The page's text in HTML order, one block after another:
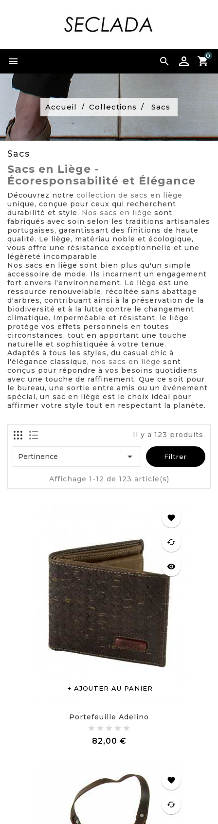

 0
Accueil Collections Sacs
Sacs
Sacs en Liège -
Écoresponsabilité et Élégance
Découvrez notre collection de sacs en liège
unique, conçue pour ceux qui recherchent
durabilité et style. Nos sacs en liège sont
fabriqués avec soin selon les traditions artisanales
portugaises, garantissant des finitions de haute
qualité. Le liège, matériau noble et écologique,
vous offre une résistance exceptionnelle et une
légèreté incomparable.
Nos sacs en liège sont bien plus qu'un simple
accessoire de mode. Ils incarnent un engagement
fort envers l'environnement. Le liège est une
ressource renouvelable, récoltée sans abattage
d'arbres, contribuant ainsi à la préservation de la
biodiversité et à la lutte contre le changement
climatique. Imperméable et résistant, le liège
protège vos effets personnels en toutes
circonstances, tout en apportant une touche
naturelle et sophistiquée à votre tenue.
Adaptés à tous les styles, du casual chic à
l'élégance classique, nos sacs en liège sont
conçus pour répondre à vos besoins quotidiens
avec une touche de raffinement. Que ce soit pour
le bureau, une sortie entre amis ou un événement
spécial, un sac en liège est le choix idéal pour
affirmer votre style tout en respectant la planète.
Il y a 123 produits.
Pertinence  Filtrer
Affichage 1-12 de 123 article(s)
AJOUTER AU PANIER
favorite
cached
visibility
Portefeuille Adelino
82,00 €Prix
favorite
cached